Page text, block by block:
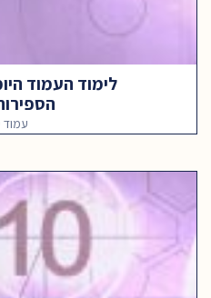
לימוד העמוד
הספירות
עמוד